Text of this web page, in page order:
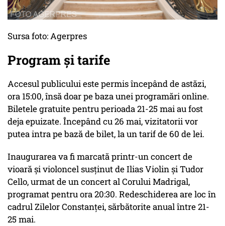
Sursa foto: Agerpres
Program și tarife
Accesul publicului este permis începând de astăzi,
ora 15:00, însă doar pe baza unei programări online.
Biletele gratuite pentru perioada 21-25 mai au fost
deja epuizate. Începând cu 26 mai, vizitatorii vor
putea intra pe bază de bilet, la un tarif de 60 de lei.
Inaugurarea va fi marcată printr-un concert de
vioară și violoncel susținut de Ilias Violin și Tudor
Cello, urmat de un concert al Corului Madrigal,
programat pentru ora 20:30. Redeschiderea are loc în
cadrul Zilelor Constanței, sărbătorite anual între 21-
25 mai.